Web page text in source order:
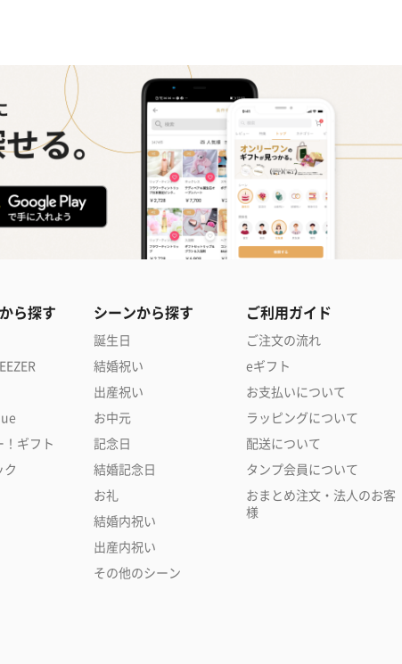
ら探す
ギフト
ク
シーンから探す
誕生日
結婚祝い
出産祝い
お中元
記念日
結婚記念日
お礼
結婚内祝い
出産内祝い
その他のシーン
ご利用ガイド
ご注文の流れ
eギフト
お支払いについて
ラッピングについて
配送について
タンプ会員について
おまとめ注文・法人のお客
様